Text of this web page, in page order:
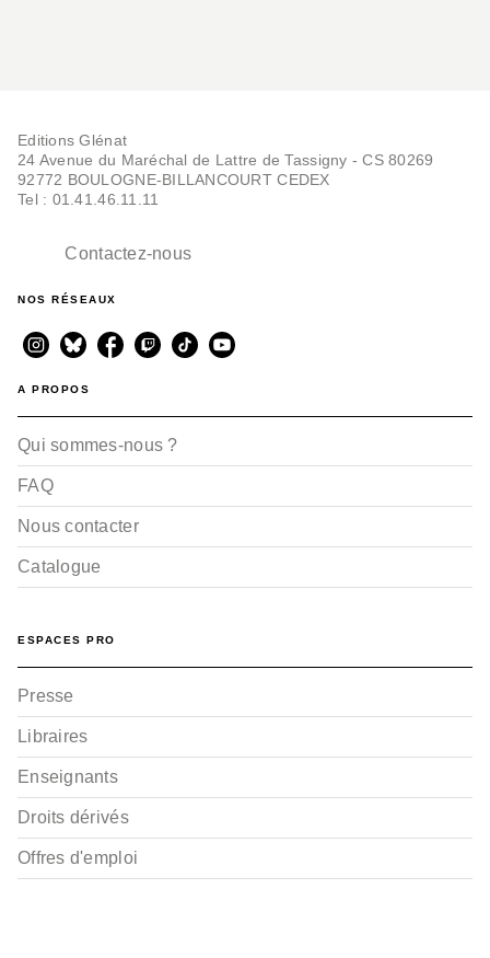
Editions Glénat
24 Avenue du Maréchal de Lattre de Tassigny - CS 80269
92772 BOULOGNE-BILLANCOURT CEDEX
Tel : 01.41.46.11.11
Contactez-nous
NOS RÉSEAUX
A PROPOS
Qui sommes-nous ?
FAQ
Nous contacter
Catalogue
ESPACES PRO
Presse
Libraires
Enseignants
Droits dérivés
Offres d'emploi